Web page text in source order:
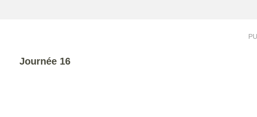
Journée 16